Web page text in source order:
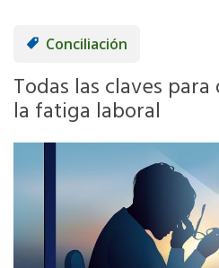
Conciliación
Todas las claves
la fatiga laboral